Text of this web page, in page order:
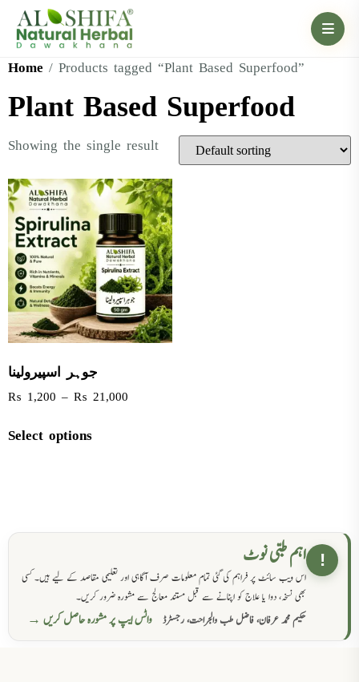
Home / Products tagged “Plant Based Superfood”
Plant Based Superfood
Showing the single result
جوہر اسپیرولینا
₨ 1,200 – ₨ 21,000
Select options
! اہم طبی نوٹ
اس ویب سائٹ پر فراہم کی گئی تمام معلومات صرف آگاہی اور تعلیمی مقاصد کے لیے ہیں۔ کسی
بھی نسخہ، دوا یا علاج کو اپنانے سے قبل مستند معالج سے مشورہ ضرور کریں۔
حکیم محمد عرفان، فاضل طب والجراحت، رجسٹرڈ
واٹس ایپ پر مشورہ حاصل کریں →